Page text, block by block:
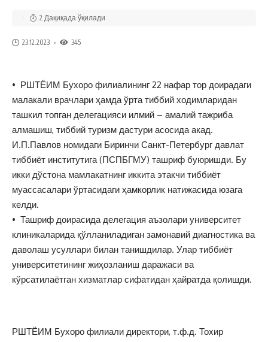
23.12.2023 345
2 Дақиқада ўқилади
• РШТЁИМ Бухоро филиалининг 22 нафар тор доирадаги
малакали врачлари ҳамда ўрта тиббий ходимларидан
ташкил топган делегацияси илмий – амалий тажриба
алмашиш, тиббий туризм дастури асосида акад.
И.П.Павлов номидаги Биринчи Санкт-Петербург давлат
тиббиёт институтига (ПСПБГМУ) ташриф буюришди. Бу
икки дўстона мамлакатнинг иккита этакчи тиббиёт
муассасалари ўртасидаги ҳамкорлик натижасида юзага
келди.
• Ташриф доирасида делегация аъзолари университет
клиникаларида қўлланиладиган замонавий диагностика ва
даволаш усуллари билан танишдилар. Улар тиббиёт
университетининг жиҳозланиш даражаси ва
кўрсатилаётган хизматлар сифатидан ҳайратда қолишди.
РШТЁИМ Бухоро филиали директори, т.ф.д. Тохир